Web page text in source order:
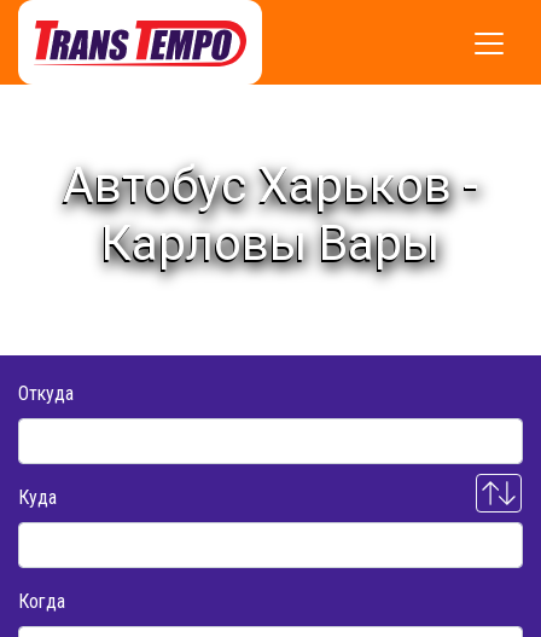
Автобус Харьков -
Карловы Вары
Откуда
Куда
Когда